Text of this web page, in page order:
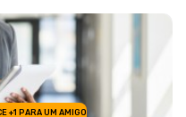
+1 PARA UM AMIGO